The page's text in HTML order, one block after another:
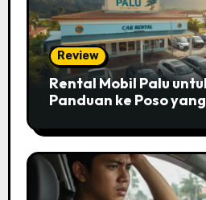
Review
Rental Mobil Palu
Panduan ke Poso